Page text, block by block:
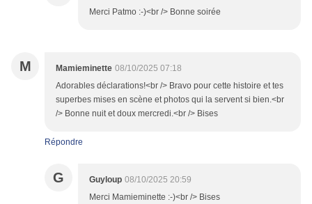
Merci Patmo :-)<br /> Bonne soirée
M Mamieminette 08/10/2025 07:18
Adorables déclarations!<br /> Bravo pour cette histoire et tes
superbes mises en scène et photos qui la servent si bien.<br
/> Bonne nuit et doux mercredi.<br /> Bises
Répondre
G Guyloup 08/10/2025 20:59
Merci Mamieminette :-)<br /> Bises